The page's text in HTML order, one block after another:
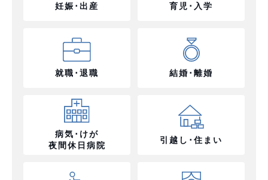
妊娠･出産 育児･入学
就職･退職 結婚･離婚
病気･けが
夜間休日病院
引越し･住まい